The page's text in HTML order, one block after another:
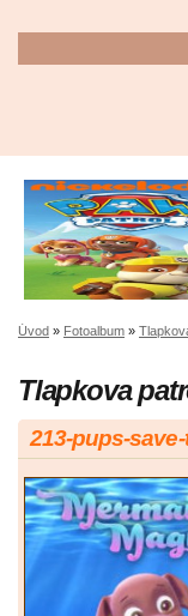
Úvod » Fotoalbum »
Tlapkova
213-pups-